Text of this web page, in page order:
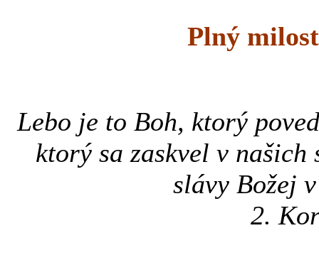
Plný
Lebo je to Boh, ktorý
ktorý sa zaskvel v
slávy Božej
2.